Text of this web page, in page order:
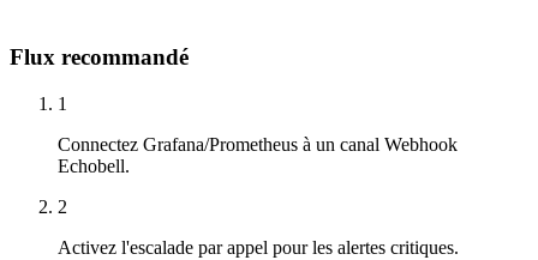
Flux recommandé
1
Connectez Grafana/Prometheus à un canal Webhook
Echobell.
2
Activez l'escalade par appel pour les alertes critiques.